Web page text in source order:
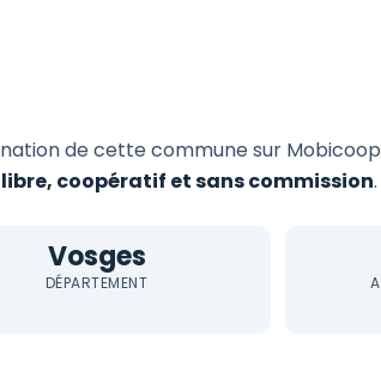
de cette commune sur
libre, coopératif et sans commission.
Vosges
DÉPARTEMENT